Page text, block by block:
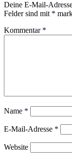
Deine E-Mail-
Felder sind mit *
Kommentar *
Name *
E-Mail-Adresse *
Website